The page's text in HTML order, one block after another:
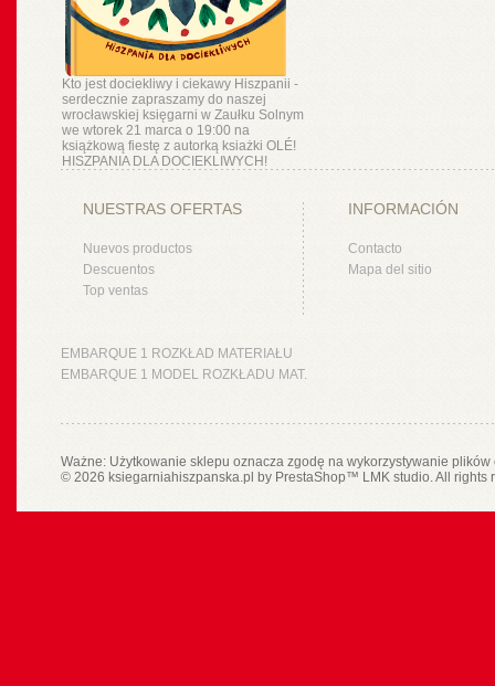
Kto jest dociekliwy i ciekawy Hiszpanii -
serdecznie zapraszamy do naszej
wrocławskiej księgarni w Zaułku Solnym
we wtorek 21 marca o 19:00 na
książkową fiestę z autorką ksiażki OLÉ!
HISZPANIA DLA DOCIEKLIWYCH!
NUESTRAS OFERTAS
Nuevos productos
Descuentos
Top ventas
INFORMACIÓN
Contacto
Mapa del sitio
EMBARQUE 1 ROZKŁAD MATERIAŁU
EMBARQUE 1 MODEL ROZKŁADU MAT.
Ważne: Użytkowanie sklepu oznacza zgodę na wykorzystywanie
© 2026 ksiegarniahiszpanska.pl by PrestaShop™ LMK studio. All rights